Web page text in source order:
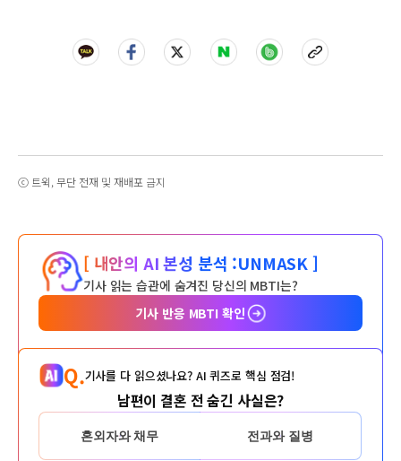
ⓒ 트윅, 무단 전재 및 재배포 금지
[ 내안의 AI 본성 분석 :UNMASK ]
기사 읽는 습관에 숨겨진 당신의 MBTI는?
기사 반응 MBTI 확인
Q.기사를 다 읽으셨나요? AI 퀴즈로 핵심 점검!
남편이 결혼 전 숨긴 사실은?
혼외자와 채무 전과와 질병